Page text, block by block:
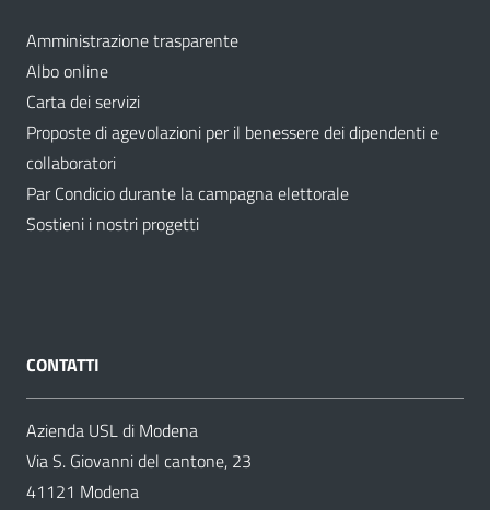
Amministrazione trasparente
Albo online
Carta dei servizi
Proposte di agevolazioni per il benessere dei dipendenti e
collaboratori
Par Condicio durante la campagna elettorale
Sostieni i nostri progetti
CONTATTI
Azienda USL di Modena
Via S. Giovanni del cantone, 23
41121 Modena